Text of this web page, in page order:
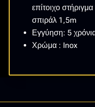
επίτοιχο
σπιράλ 1,5m
Εγγύηση: 5
Χρώμα : Inox